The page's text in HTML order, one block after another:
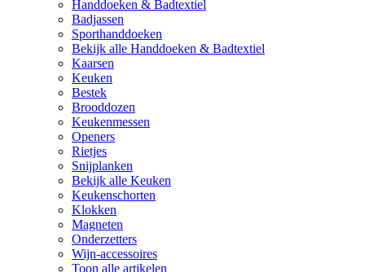
Handdoeken & Badtextiel
Badjassen
Sporthanddoeken
Bekijk alle Handdoeken & Badtextiel
Kaarsen
Keuken
Bestek
Brooddozen
Keukenmessen
Openers
Rietjes
Snijplanken
Bekijk alle Keuken
Keukenschorten
Klokken
Magneten
Onderzetters
Wijn-accessoires
Toon alle artikelen